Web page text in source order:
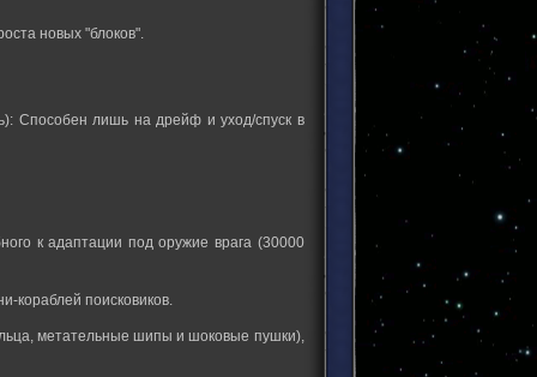
новых "блоков".
Способен лишь на дрейф и уход/спуск в
к адаптации под оружие врага (30000
кораблей поисковиков.
метательные шипы и шоковые пушки),